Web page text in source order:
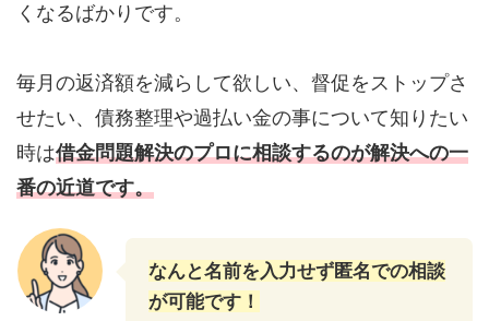
くなるばかりです。
毎月の返済額を減らして欲しい、督促をストップさ
せたい、債務整理や過払い金の事について知りたい
時は借金問題解決のプロに相談するのが解決への一
番の近道です。
なんと名前を入力せず匿名での相談
が可能です！